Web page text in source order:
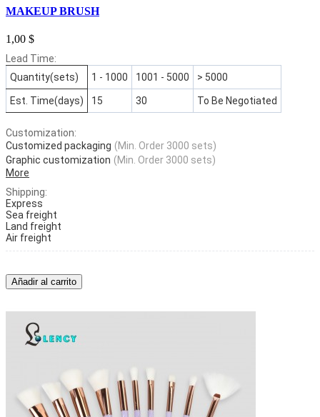
MAKEUP BRUSH
1,00 $
Lead Time:
Quantity(sets)
1 - 1000 1001 - 5000 > 5000
Est. Time(days) 15 30 To Be Negotiated
Customization:
Customized packaging (Min. Order 3000 sets)
Graphic customization (Min. Order 3000 sets)
More
Shipping:
Express
Sea freight
Land freight
Air freight
Añadir al carrito